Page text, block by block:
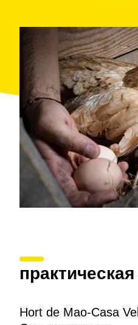
от Орта-де-Сан-Жоан до
Hort de Mao-Casa